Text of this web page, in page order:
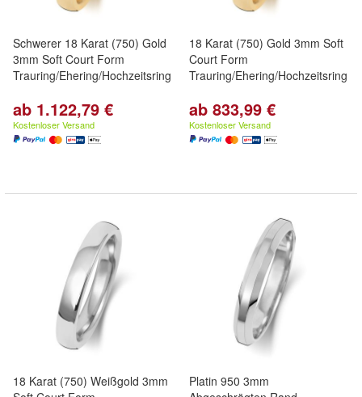
Schwerer 18 Karat (750) Gold
3mm Soft Court Form
Trauring/Ehering/Hochzeitsring
ab 1.122,79 €
Kostenloser Versand
18 Karat (750) Gold 3mm Soft
Court Form
Trauring/Ehering/Hochzeitsring
ab 833,99 €
Kostenloser Versand
18 Karat (750) Weißgold 3mm
Platin 950 3mm